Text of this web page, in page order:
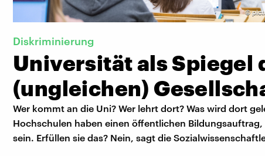
©
Diskriminierung
Universität als Spiegel
(ungleichen)
Wer kommt an die Uni? Wer lehrt dort? Was wird dort
Hochschulen haben einen öffentlichen
sein. Erfüllen sie das? Nein, sagt die